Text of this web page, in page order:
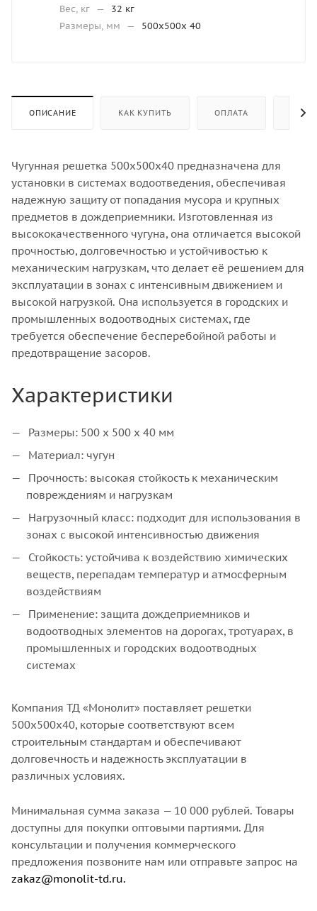
Вес, кг —
32 кг
Размеры, мм
— 500х500х 40
ОПИСАНИЕ КАК КУПИТЬ ОПЛАТА
Чугунная решетка 500x500x40 предназначена для
установки в системах водоотведения, обеспечивая
надежную защиту от попадания мусора и крупных
предметов в дождеприемники. Изготовленная из
высококачественного чугуна, она отличается высокой
прочностью, долговечностью и устойчивостью к
механическим нагрузкам, что делает её решением для
эксплуатации в зонах с интенсивным движением и
высокой нагрузкой. Она используется в городских и
промышленных водоотводных системах, где
требуется обеспечение бесперебойной работы и
предотвращение засоров.
Характеристики
Размеры: 500 x 500 x 40 мм
Материал: чугун
Прочность: высокая стойкость к механическим
повреждениям и нагрузкам
Нагрузочный класс: подходит для использования в
зонах с высокой интенсивностью движения
Стойкость: устойчива к воздействию химических
веществ, перепадам температур и атмосферным
воздействиям
Применение: защита дождеприемников и
водоотводных элементов на дорогах, тротуарах, в
промышленных и городских водоотводных
системах
Компания ТД «Монолит» поставляет решетки
500x500x40, которые соответствуют всем
строительным стандартам и обеспечивают
долговечность и надежность эксплуатации в
различных условиях.
Минимальная сумма заказа — 10 000 рублей. Товары
доступны для покупки оптовыми партиями. Для
консультации и получения коммерческого
предложения позвоните нам или отправьте запрос на
zakaz@monolit-td.ru.